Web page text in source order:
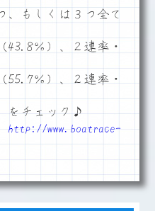
もしくは３つ全て
％）、２連率・
％）、２連率・
をチェック♪
http://www.boatrace-